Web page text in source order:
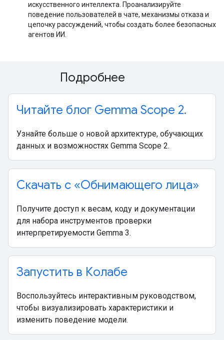
искусственного интеллекта. Проанализируйте
поведение пользователей в чате, механизмы отказа и
цепочку рассуждений, чтобы создать более безопасных
агентов ИИ.
Подробнее
Читайте блог Gemma Scope 2.
Узнайте больше о новой архитектуре, обучающих
данных и возможностях Gemma Scope 2.
Скачать с «Обнимающего лица»
Получите доступ к весам, коду и документации
для набора инструментов проверки
интерпретируемости Gemma 3.
Запустить в Колабе
Воспользуйтесь интерактивным руководством,
чтобы визуализировать характеристики и
изменить поведение модели.